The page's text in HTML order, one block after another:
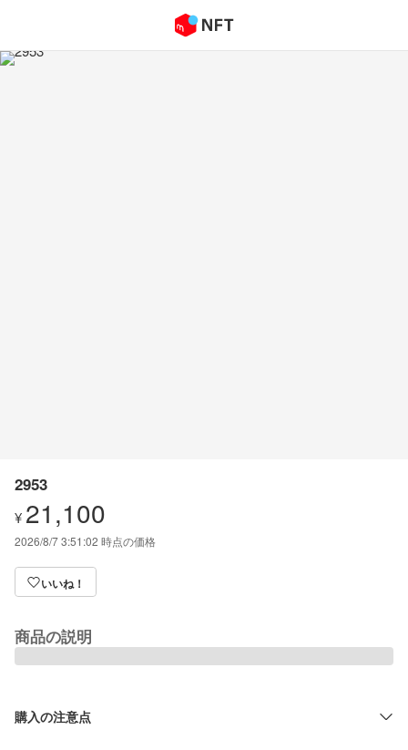
2953
¥ 21,100
2026/8/7 3:51:02 時点の価格
いいね！
商品の説明
購入の注意点